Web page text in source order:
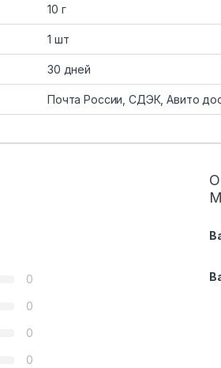
10 г
1 шт
30 дней
Почта России, СДЭК, Авито
0
0
0
0